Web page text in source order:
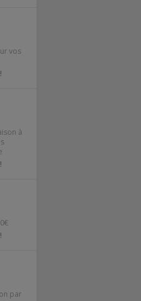
vos
à
par